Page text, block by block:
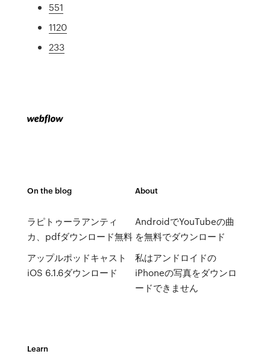
551
1120
233
On the blog
ラピトゥーラアンティ
カ、pdfダウンロード無料
アップルポッドキャスト
iOS 6.1.6ダウンロード
About
AndroidでYouTubeの曲
を無料でダウンロード
私はアンドロイドの
iPhoneの写真をダウンロ
ードできません
Learn